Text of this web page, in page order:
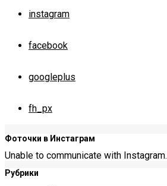
instagram
facebook
googleplus
fh_px
Фоточки в Инстаграм
Unable to communicate with Instagram.
Рубрики